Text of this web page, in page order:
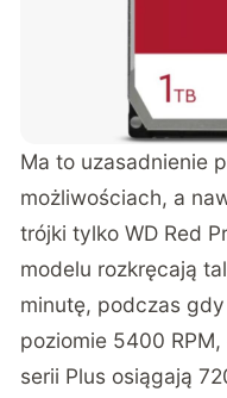
Ma to uzasadnienie
możliwościach, a
trójki tylko WD Red
modelu rozkręcają
minutę, podczas
poziomie 5400
serii Plus osiągają